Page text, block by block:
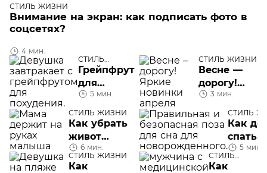
СТИЛЬ ЖИЗНИ
Внимание на экран: как подписать фото в
соцсетях?
4 мин.
СТИЛЬ
ЖИЗНИ
Грейпфрут
для
похудения
5 мин.
СТИЛЬ ЖИЗНИ
Весне —
дорогу!
Яркие
новинки
месяца
3 мин.
СТИЛЬ ЖИЗНИ
Как убрать
живот
после
родов
6 мин.
СТИЛЬ
Как
спать
5 мин.
СТИЛЬ ЖИЗНИ
Как
СТИЛЬ
ЖИЗНИ
Как